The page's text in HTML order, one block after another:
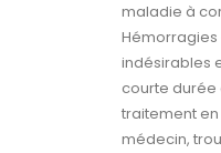
maladie à
Hémorragies
indésirables
courte durée
traitement
médecin,